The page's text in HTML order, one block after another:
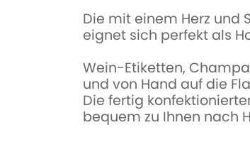
Die mit einem Herz und
eignet sich perfekt als
Wein-Etiketten,
und von Hand auf die
Die fertig
bequem zu Ihnen nach